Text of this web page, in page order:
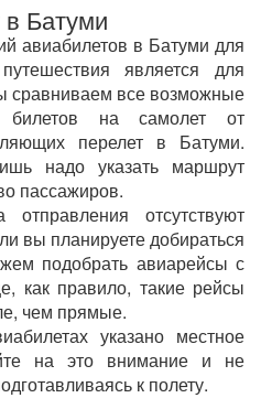
Батуми
авиабилетов в Батуми для
является для
сравниваем все возможные
билетов на самолет от
перелет в Батуми.
надо указать маршрут
пассажиров.
отсутствуют
вы планируете добираться
подобрать авиарейсы с
как правило, такие рейсы
чем прямые.
указано местное
на это внимание и не
к полету.